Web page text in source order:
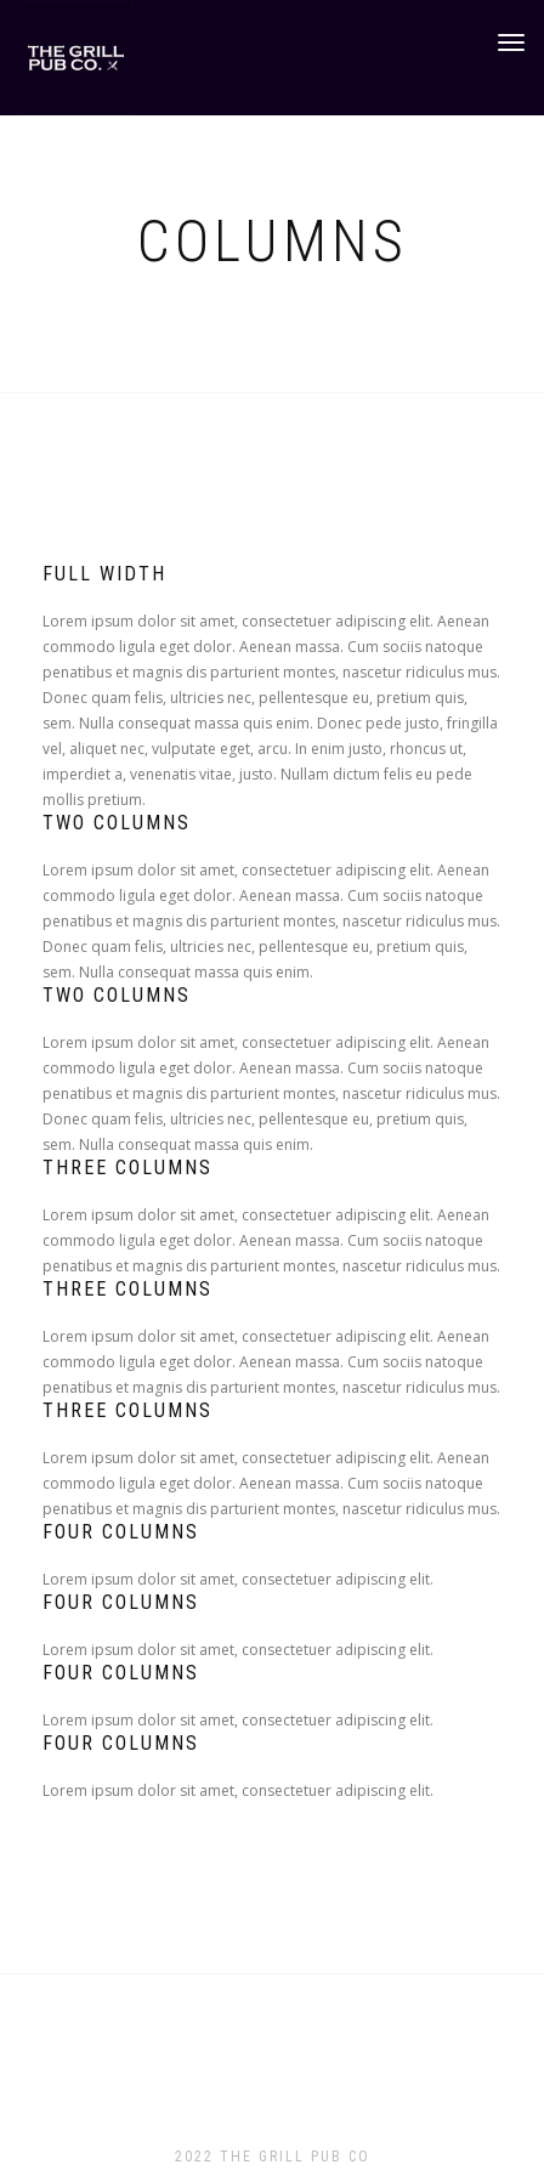
COLUMNS
FULL WIDTH
Lorem ipsum dolor sit amet, consectetuer adipiscing elit. Aenean
commodo ligula eget dolor. Aenean massa. Cum sociis natoque
penatibus et magnis dis parturient montes, nascetur ridiculus mus.
Donec quam felis, ultricies nec, pellentesque eu, pretium quis,
sem. Nulla consequat massa quis enim. Donec pede justo, fringilla
vel, aliquet nec, vulputate eget, arcu. In enim justo, rhoncus ut,
imperdiet a, venenatis vitae, justo. Nullam dictum felis eu pede
mollis pretium.
TWO COLUMNS
Lorem ipsum dolor sit amet, consectetuer adipiscing elit. Aenean
commodo ligula eget dolor. Aenean massa. Cum sociis natoque
penatibus et magnis dis parturient montes, nascetur ridiculus mus.
Donec quam felis, ultricies nec, pellentesque eu, pretium quis,
sem. Nulla consequat massa quis enim.
TWO COLUMNS
Lorem ipsum dolor sit amet, consectetuer adipiscing elit. Aenean
commodo ligula eget dolor. Aenean massa. Cum sociis natoque
penatibus et magnis dis parturient montes, nascetur ridiculus mus.
Donec quam felis, ultricies nec, pellentesque eu, pretium quis,
sem. Nulla consequat massa quis enim.
THREE COLUMNS
Lorem ipsum dolor sit amet, consectetuer adipiscing elit. Aenean
commodo ligula eget dolor. Aenean massa. Cum sociis natoque
penatibus et magnis dis parturient montes, nascetur ridiculus mus.
THREE COLUMNS
Lorem ipsum dolor sit amet, consectetuer adipiscing elit. Aenean
commodo ligula eget dolor. Aenean massa. Cum sociis natoque
penatibus et magnis dis parturient montes, nascetur ridiculus mus.
THREE COLUMNS
Lorem ipsum dolor sit amet, consectetuer adipiscing elit. Aenean
commodo ligula eget dolor. Aenean massa. Cum sociis natoque
penatibus et magnis dis parturient montes, nascetur ridiculus mus.
FOUR COLUMNS
Lorem ipsum dolor sit amet, consectetuer adipiscing elit.
FOUR COLUMNS
Lorem ipsum dolor sit amet, consectetuer adipiscing elit.
FOUR COLUMNS
Lorem ipsum dolor sit amet, consectetuer adipiscing elit.
FOUR COLUMNS
Lorem ipsum dolor sit amet, consectetuer adipiscing elit.
2022 THE GRILL PUB CO